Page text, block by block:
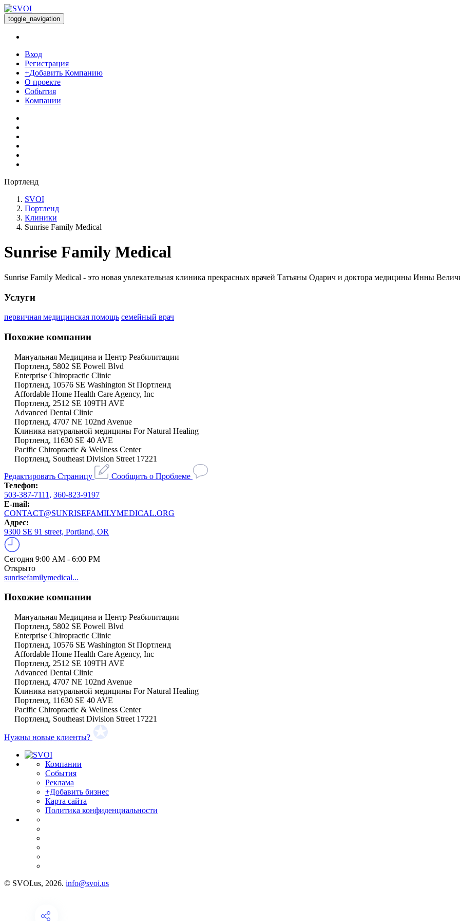
toggle_navigation
Вход
Регистрация
+Добавить Компанию
О проекте
События
Компании
Портленд
SVOI
Портленд
Клиники
Sunrise Family Medical
Sunrise Family Medical
Sunrise Family Medical - это новая увлекательная клиника прекрасных врачей Татьяны Одарич и доктора медицины Инны
Услуги
первичная медицинская помощь семейный врач
Похожие компании
Мануальная Медицина и Центр Реабилитации
Портленд, 5802 SE Powell Blvd
Enterprise Chiropractic Clinic
Портленд, 10576 SE Washington St Портленд
Affordable Home Health Care Agency, Inc
Портленд, 2512 SE 109TH AVE
Advanced Dental Clinic
Портленд, 4707 NE 102nd Avenue
Клиника натуральной медицины For Natural Healing
Портленд, 11630 SE 40 AVE
Pacific Chiropractic & Wellness Center
Портленд, Southeast Division Street 17221
Редактировать Страницу
Сообщить о Проблеме
Телефон:
503-387-7111, 360-823-9197
E-mail:
CONTACT@SUNRISEFAMILYMEDICAL.ORG
Адрес:
9300 SE 91 street, Portland, OR
Сегодня 9:00 AM - 6:00 PM
Открыто
sunrisefamilymedical...
Похожие компании
Мануальная Медицина и Центр Реабилитации
Портленд, 5802 SE Powell Blvd
Enterprise Chiropractic Clinic
Портленд, 10576 SE Washington St Портленд
Affordable Home Health Care Agency, Inc
Портленд, 2512 SE 109TH AVE
Advanced Dental Clinic
Портленд, 4707 NE 102nd Avenue
Клиника натуральной медицины For Natural Healing
Портленд, 11630 SE 40 AVE
Pacific Chiropractic & Wellness Center
Портленд, Southeast Division Street 17221
Нужны новые клиенты?
Компании
События
Реклама
+Добавить бизнес
Карта сайта
Политика конфиденциальности
© SVOI.us, 2026. info@svoi.us